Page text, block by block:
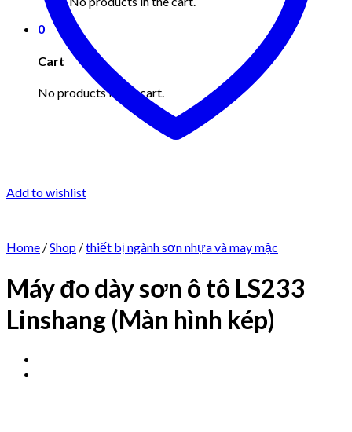
0
Cart
No products in the cart.
Add to wishlist
Home /Shop /thiết bị ngành sơn nhựa và may mặc
Máy đo dày sơn ô tô LS233
Linshang (Màn hình kép)